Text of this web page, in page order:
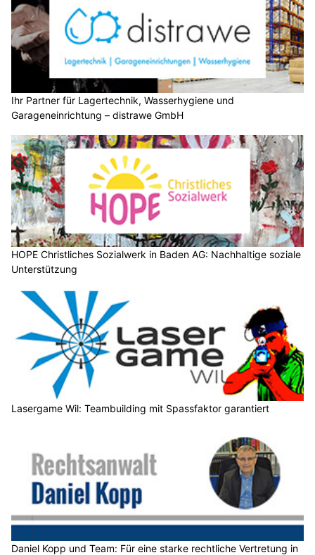
Ihr Partner für Lagertechnik, Wasserhygiene und
Garageneinrichtung – distrawe GmbH
HOPE Christliches Sozialwerk in Baden AG: Nachhaltige soziale
Unterstützung
Lasergame Wil: Teambuilding mit Spassfaktor garantiert
Daniel Kopp und Team: Für eine starke rechtliche Vertretung in